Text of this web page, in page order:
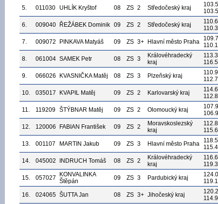
5.
011030 UHLÍK Kryštof 08 ZS 2 Středočeský kraj
103.5
6.
009040 ŘEŽÁBEK Dominik 09 ZS 2 Středočeský kraj
110.3
7.
009072 PINKAVA Matyáš 09 ZS 3+ Hlavní město Praha
8.
061004 SAMEK Petr 08 ZS 3
Královéhradecký
kraj
9.
066026 KVASNIČKA Matěj 08 ZS 3 Plzeňský kraj
10.
035017 KVAPIL Matěj 09 ZS 2 Karlovarský kraj
11.
119209 ŠTÝBNAR Matěj 09 ZS 2 Olomoucký kraj
12.
120006 FABIAN František 09 ZS 2
Moravskoslezský
kraj
13.
001107 MARTIN Jakub 09 ZS 3 Hlavní město Praha
14.
045002 INDRUCH Tomáš 08 ZS 2
Královéhradecký
kraj
15.
057027
KONVALINKA
Štěpán
09 ZS 3 Pardubický kraj
16.
024065 ŠUTTA Jan 08 ZS 3+ Jihočeský kraj